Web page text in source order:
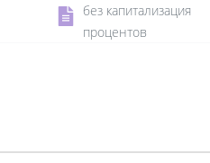
без капитализация
процентов